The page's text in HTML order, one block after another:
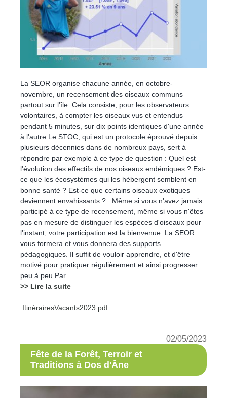
La SEOR organise chacune année, en octobre-
novembre, un recensement des oiseaux communs
partout sur l'île. Cela consiste, pour les observateurs
volontaires, à compter les oiseaux vus et entendus
pendant 5 minutes, sur dix points identiques d'une année
à l'autre.Le STOC, qui est un protocole éprouvé depuis
plusieurs décennies dans de nombreux pays, sert à
répondre par exemple à ce type de question : Quel est
l'évolution des effectifs de nos oiseaux endémiques ? Est-
ce que les écosystèmes qui les hébergent semblent en
bonne santé ? Est-ce que certains oiseaux exotiques
deviennent envahissants ?...Même si vous n'avez jamais
participé à ce type de recensement, même si vous n'êtes
pas en mesure de distinguer les espèces d'oiseaux pour
l'instant, votre participation est la bienvenue. La SEOR
vous formera et vous donnera des supports
pédagogiques. Il suffit de vouloir apprendre, et d'être
motivé pour pratiquer régulièrement et ainsi progresser
peu à peu.Par...
>> Lire la suite
ItinérairesVacants2023.pdf
02/05/2023
Fête de la Forêt, Terroir et
Traditions à Dos d'Âne